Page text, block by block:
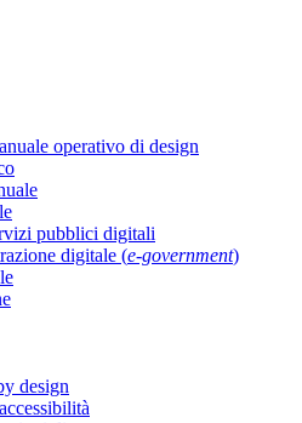
operativo di design
pubblici digitali
digitale (e-government)
design